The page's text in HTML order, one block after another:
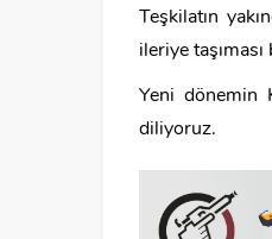
Teşkilatın
ileriye
Yeni dönemin
diliyoruz.